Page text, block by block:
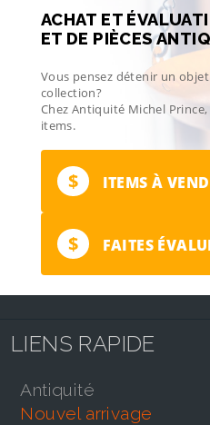
ACHAT ET
ET DE PIÈCES
Vous pensez détenir un
collection?
Chez Antiquité Michel
items.
$ ITEMS À
$ FAITES
LIENS RAPIDE
antiquité
nouvel arrivage